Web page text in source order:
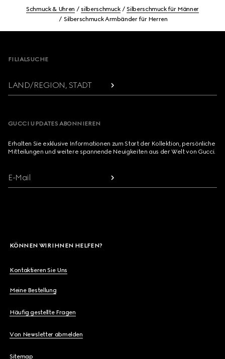
Schmuck & Uhren silberschmuck
Silberschmuck für Männer
Silberschmuck Armbänder für Herren
FILIALSUCHE
LAND/REGION, STADT
GUCCI UPDATES ABONNIEREN
Erhalten Sie exklusive Informationen zum Start der Kollektion, persönliche
Mitteilungen und weitere spannende Neuigkeiten aus der Welt von Gucci.
E-Mail
KÖNNEN WIR IHNEN HELFEN?
Kontaktieren Sie Uns
Meine Bestellung
Häufig gestellte Fragen
Von Newsletter abmelden
Sitemap